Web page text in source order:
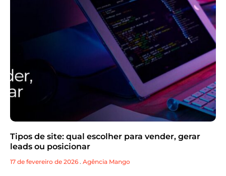
Tipos de site: qual escolher para vender, gerar
leads ou posicionar
17 de fevereiro de 2026 . Agência Mango